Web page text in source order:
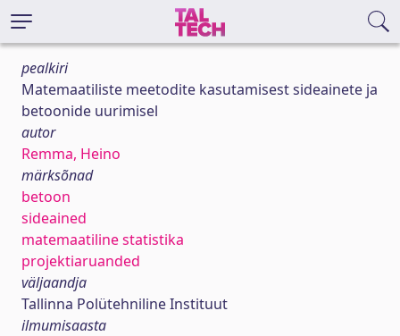
pealkiri
Matemaatiliste meetodite kasutamisest sideainete ja
betoonide uurimisel
autor
Remma, Heino
märksõnad
betoon
sideained
matemaatiline statistika
projektiaruanded
väljaandja
Tallinna Polütehniline Instituut
ilmumisaasta